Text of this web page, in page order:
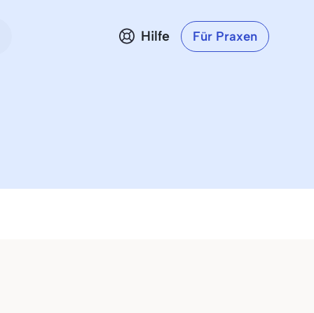
Hilfe Für Praxen